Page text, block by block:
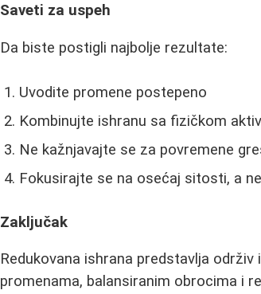
Saveti za uspeh
Da biste postigli najbolje rezultate:
Uvodite promene postepeno
Kombinujte ishranu sa fizičkom
Ne kažnjavajte se za povremene
Fokusirajte se na osećaj sitosti, a
Zaključak
Redukovana ishrana predstavlja
promenama, balansiranim obrocima i